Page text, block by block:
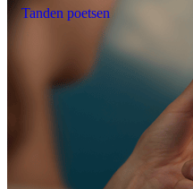
Tanden poetsen